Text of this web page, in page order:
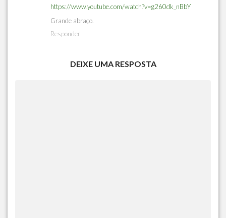
https://www.youtube.com/watch?v=g260dk_nBbY
Grande abraço.
Responder
DEIXE UMA RESPOSTA